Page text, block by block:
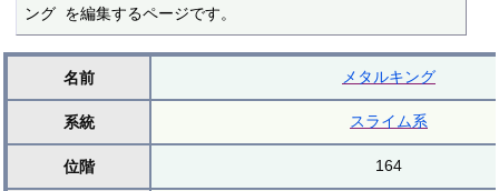
ング を編集するページです。
名前 メタルキング
系統 スライム系
位階 164